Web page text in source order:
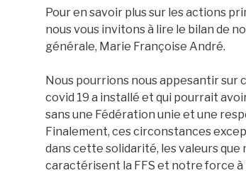
Pour en savoir plus sur les actions
nous vous invitons à lire le bilan de
générale, Marie Françoise André.
Nous pourrions nous appesantir sur
covid 19 a installé et qui pourrait
sans une Fédération unie et une
Finalement, ces circonstances
dans cette solidarité, les valeurs que
caractérisent la FFS et notre force à